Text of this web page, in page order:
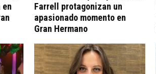
en
Farrell protagonizan un
apasionado momento en
Gran Hermano